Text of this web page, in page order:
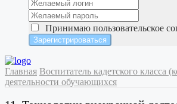
Принимаю пользовательское
Главная Воспитатель кадетского класса
деятельности обучающихся